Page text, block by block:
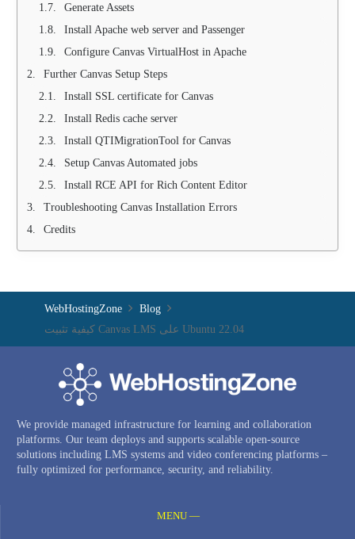
Generate Assets
Install Apache web server and Passenger
Configure Canvas VirtualHost in Apache
Further Canvas Setup Steps
Install SSL certificate for Canvas
Install Redis cache server
Install QTIMigrationTool for Canvas
Setup Canvas Automated jobs
Install RCE API for Rich Content Editor
Troubleshooting Canvas Installation Errors
Credits
WebHostingZone
Blog
كيفية تثبيت Canvas LMS على Ubuntu 22.04
We provide managed infrastructure for learning and collaboration
platforms. Our team deploys and supports scalable open-source
solutions including LMS systems and video conferencing platforms –
fully optimized for performance, security, and reliability.
MENU —